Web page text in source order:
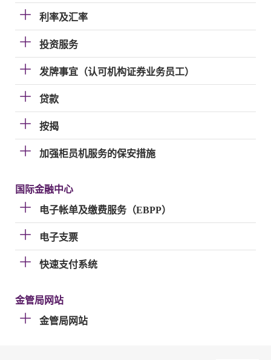
利率及汇率
投资服务
发牌事宜（认可机构证券业务员工）
贷款
按揭
加强柜员机服务的保安措施
国际金融中心
电子帐单及缴费服务（EBPP）
电子支票
快速支付系统
金管局网站
金管局网站